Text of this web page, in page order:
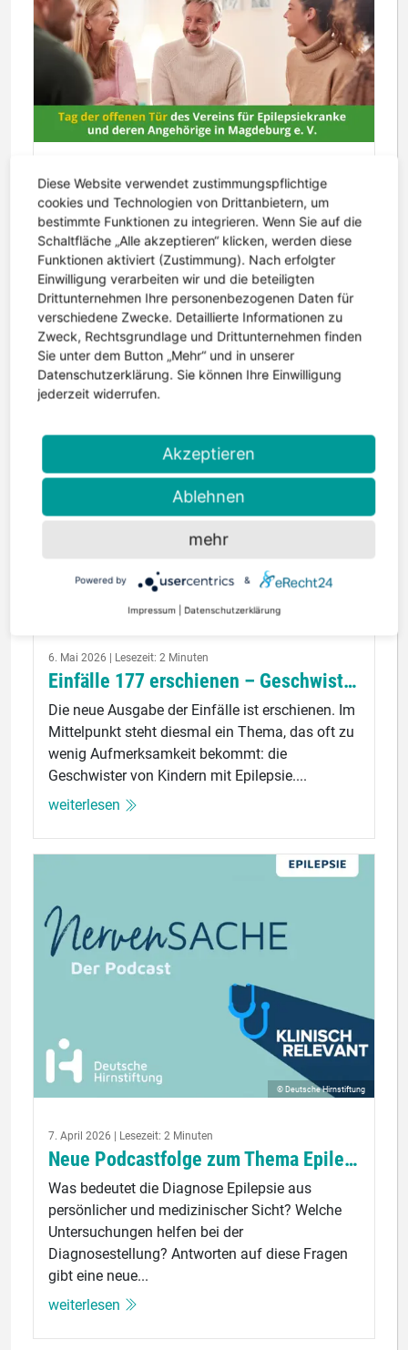
22. Juni 2026 | Lesezeit: 1 Minute
Tag der offenen Tür
Unter dem Motto: Schau einfach mal rein,
informiere dich über unsere Arbeit und nutze die
Möglichkeit einer individuellen Beratung, lädt der
Verein für Epilepsiekranke...
weiterlesen
6. Mai 2026 | Lesezeit: 2 Minuten
Einfälle 177 erschienen – Geschwister im Blickpunkt
Die neue Ausgabe der Einfälle ist erschienen. Im
Mittelpunkt steht diesmal ein Thema, das oft zu
wenig Aufmerksamkeit bekommt: die
Geschwister von Kindern mit Epilepsie....
weiterlesen
© Deutsche Hirnstiftung
7. April 2026 | Lesezeit: 2 Minuten
Neue Podcastfolge zum Thema Epilepsie
Was bedeutet die Diagnose Epilepsie aus
persönlicher und medizinischer Sicht? Welche
Untersuchungen helfen bei der
Diagnosestellung? Antworten auf diese Fragen
gibt eine neue...
weiterlesen
Diese Website verwendet zustimmungspflichtige
cookies und Technologien von Drittanbietern, um
bestimmte Funktionen zu integrieren. Wenn Sie auf die
Schaltfläche „Alle akzeptieren“ klicken, werden diese
Funktionen aktiviert (Zustimmung). Nach erfolgter
Einwilligung verarbeiten wir und die beteiligten
Drittunternehmen Ihre personenbezogenen Daten für
verschiedene Zwecke. Detaillierte Informationen zu
Zweck, Rechtsgrundlage und Drittunternehmen finden
Sie unter dem Button „Mehr“ und in unserer
Datenschutzerklärung. Sie können Ihre Einwilligung
jederzeit widerrufen.
Akzeptieren
Ablehnen
mehr
Powered by &
Impressum Datenschutzerklärung